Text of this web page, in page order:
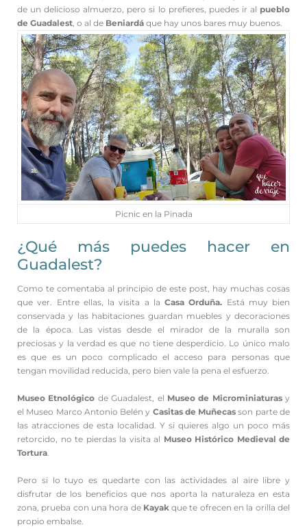
de un delicioso almuerzo, pero si lo prefieres, puedes ir al pueblo
de Guadalest , o al de Beniardá que hay unos bares muy buenos.
Picnic en la Pinada
¿Qué más puedes hacer en
Guadalest?
Como te comentaba al principio de este post, hay muchas cosas
que ver. Entre ellas, la visita a la Casa Orduña. Está muy bien
conservada y las habitaciones guardan muebles y decoraciones
de la época. Las vistas desde el mirador de la muralla son
preciosas y la verdad es que no tiene desperdicio. Lo único malo
es que es un poco complicado el acceso para personas que
tengan movilidad reducida, pero bien vale la pena el esfuerzo.
Museo Etnológico de Guadalest, el Museo de Microminiaturas y
el Museo Marco Antonio Belén y Casitas de Muñecas son parte de
las atracciones de esta localidad. Y si quieres algo un poco más
retorcido, no te pierdas la visita al Museo Histórico Medieval de
Tortura.
Pero si lo tuyo es quedarte con las actividades al aire libre y
disfrutar de los beneficios que nos aporta la naturaleza en esta
zona, prueba con una hora de Kayakque te ofrecen en la orilla del
propio embalse.